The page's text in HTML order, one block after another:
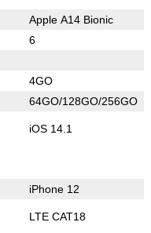
Apple A14 Bionic
6
4GO
64GO/128GO/256GO
iOS 14.1
iPhone 12
LTE CAT18